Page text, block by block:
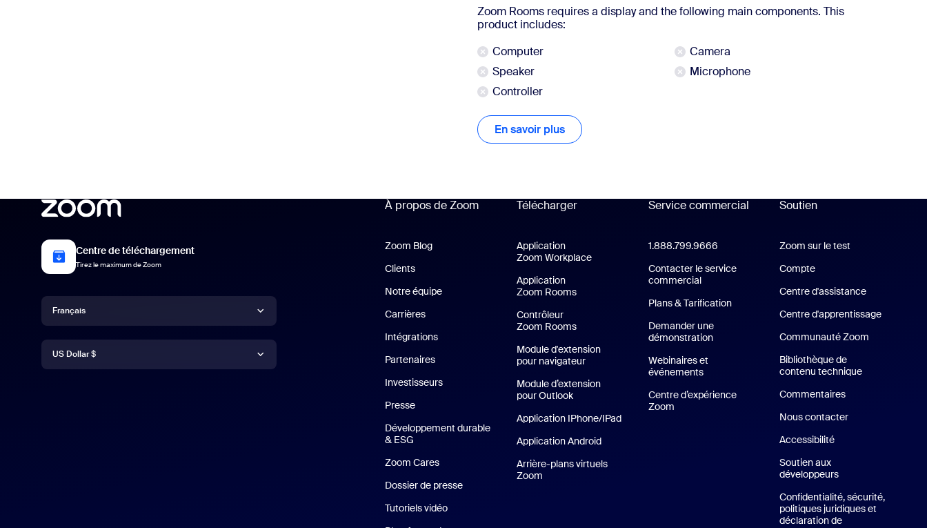
Zoom Rooms requires a display and the following main components. This
product includes:
Computer
Camera
Speaker
Microphone
Controller
En savoir plus En savoir plus
Centre de téléchargement
Tirez le maximum de Zoom
Langue
Français
Deutsch
Devise
US Dollar $
À propos de Zoom
Zoom Blog
Clients
Notre équipe
Carrières
Intégrations
Partenaires
Investisseurs
Presse
Développement durable
& ESG Développement durable et critères ESG
Zoom Cares
Dossier de presse
Tutoriels vidéo
Télécharger
Application
Zoom WorkplaceApplication Zoom Workplace
Application
Zoom RoomsApplication Zoom Rooms
Contrôleur
Zoom Rooms
Module d'extension
pour navigateur
Module d’extension
pour Outlook
Application IPhone/IPadAppli iPhone / iPad
Application AndroidAppli Android
Arrière-plans virtuels
Zoom
Service commercial
1.888.799.9666 Cliquer pour appeler
Contacter le service
commercial
Plans & TarificationForfaits et tarification
Demander une
démonstrationDemander une démo
Webinaires et
événements
Centre d’expérience
Zoom
Soutien
soutien
Zoom sur le test
Compte
Centre d'assistance
Centre d'apprentissage
Communauté Zoom
Bibliothèque de
contenu technique
Commentaires
Nous contacter
Accessibilité
Soutien aux
développeurs
Confidentialité, sécurité,
politiques juridiques et
déclaration de